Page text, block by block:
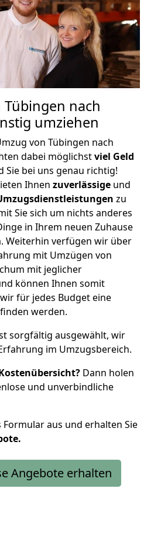
nach
umziehen
von Tübingen nach
dabei möglichstviel Geld
Sie bei uns genau richtig!
Ihnen zuverlässige und
zu
Sie sich um nichts anderes
in Ihrem neuen Zuhause
Weiterhin verfügen wir über
mit Umzügen von
mit jeglicher
können Ihnen somit
für jedes Budget eine
werden.
sorgfältig ausgewählt, wir
im Umzugsbereich.
Dann holen
und unverbindliche
Formular aus und erhalten Sie
Angebote erhalten